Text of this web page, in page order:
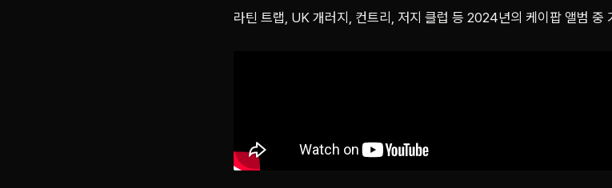
라틴 트랩, UK 개러지, 컨트리, 저지 클럽 등 2024년의 케이팝 앨범 중